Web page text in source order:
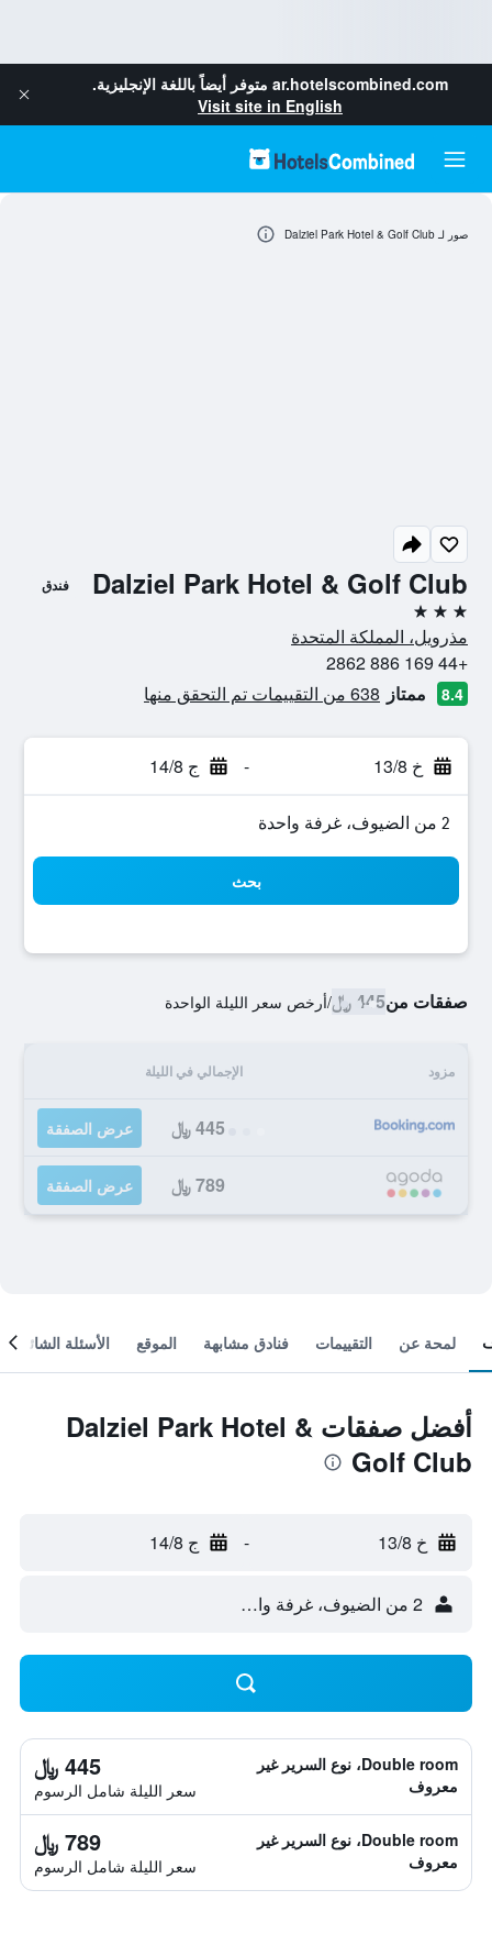
ar.hotelscombined.com متوفر أيضاً باللغة الإنجليزية.
Visit site in English
Dalziel Park Hotel & Golf Club فندق
3 نجوم
مذرويل، المملكة المتحدة
+44 169 886 2862
8.4 ممتاز 638 من التقييمات تم التحقق منها
خ 13/8 - ج 14/8
2 من الضيوف، غرفة واحدة
بحث
صفقات من445 ﷼ /أرخص سعر الليلة الواحدة
مزود الإجمالي في الليلة
445 ﷼ عرض الصفقة
789 ﷼ عرض الصفقة
صور لـ Dalziel Park Hotel & Golf Club
لمحة عن التقييمات فنادق مشابهة الموقع الأسئلة الشائعة
أفضل صفقات Dalziel Park Hotel &
Golf Club
خ 13/8 - ج 14/8
2 من الضيوف، غرفة واحدة
Double room، نوع السرير غير
معروف
445 ﷼
سعر الليلة شامل الرسوم
Double room، نوع السرير غير
معروف
789 ﷼
سعر الليلة شامل الرسوم